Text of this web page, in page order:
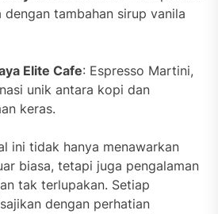
dengan tambahan sirup vanila
Elite Cafe: Espresso Martini,
unik antara kopi dan
keras.
ini tidak hanya menawarkan
biasa, tetapi juga pengalaman
tak terlupakan. Setiap
dengan perhatian